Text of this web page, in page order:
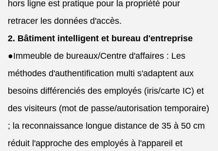
hors ligne est pratique pour la propriété pour
retracer les données d'accès.
2. Bâtiment intelligent et bureau d'entreprise
●Immeuble de bureaux/Centre d'affaires : Les
méthodes d'authentification multi s'adaptent aux
besoins différenciés des employés (iris/carte IC) et
des visiteurs (mot de passe/autorisation temporaire)
; la reconnaissance longue distance de 35 à 50 cm
réduit l'approche des employés à l'appareil et